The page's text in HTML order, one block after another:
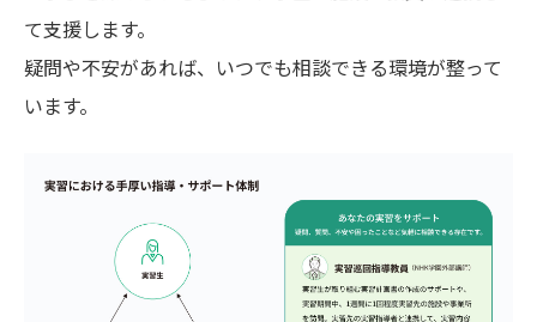
て支援します。
疑問や不安があれば、いつでも相談できる環境が整って
います。